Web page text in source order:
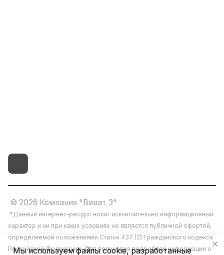
© 2026 Компания "Виват 3"
*Данный интернет-ресурс носит исключительно информационный
характер и ни при каких условиях не является публичной офертой,
определяемой положениями Статьи 437 (2) Гражданского кодекса
Российской Федерации. Для получения подробной информации о
Мы используем файлы cookie, разработанные